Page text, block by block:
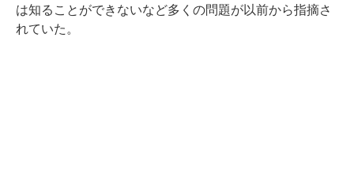
は知ることができないなど多くの問題が以前から指摘さ
れていた。